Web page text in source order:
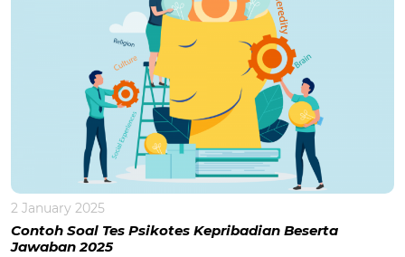
2 January 2025
Contoh Soal Tes Psikotes Kepribadian Beserta
Jawaban 2025